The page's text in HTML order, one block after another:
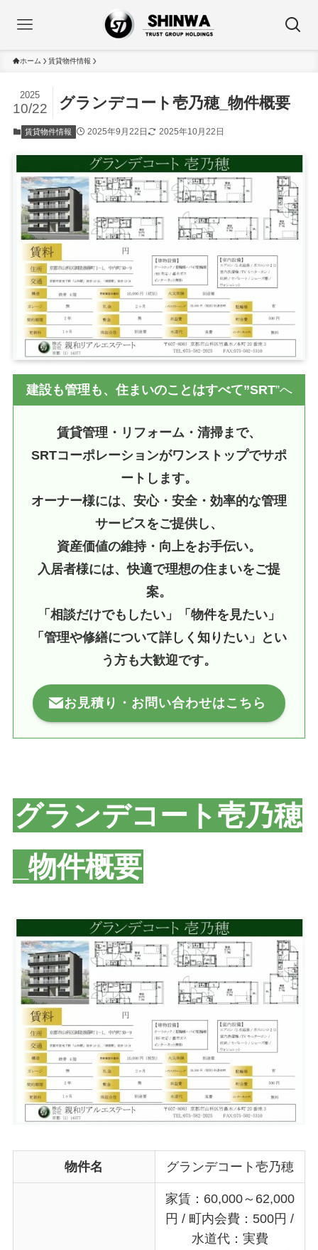
ホーム 賃貸物件情報
グランデコート壱乃穂_物件概要
2025
10/22
賃貸物件情報 2025年9月22日 2025年10月22日
建設も管理も、住まいのことはすべて”SRT”へ
賃貸管理・リフォーム・清掃まで、
SRTコーポレーションがワンストップでサポ
ートします。
オーナー様には、安心・安全・効率的な管理
サービスをご提供し、
資産価値の維持・向上をお手伝い。
入居者様には、快適で理想の住まいをご提
案。
「相談だけでもしたい」「物件を見たい」
「管理や修繕について詳しく知りたい」とい
う方も大歓迎です。
お見積り・お問い合わせはこちら
グランデコート壱乃穂
_物件概要
物件名 グランデコート壱乃穂
家賃：60,000～62,000
円 / 町内会費：500円 /
水道代：実費